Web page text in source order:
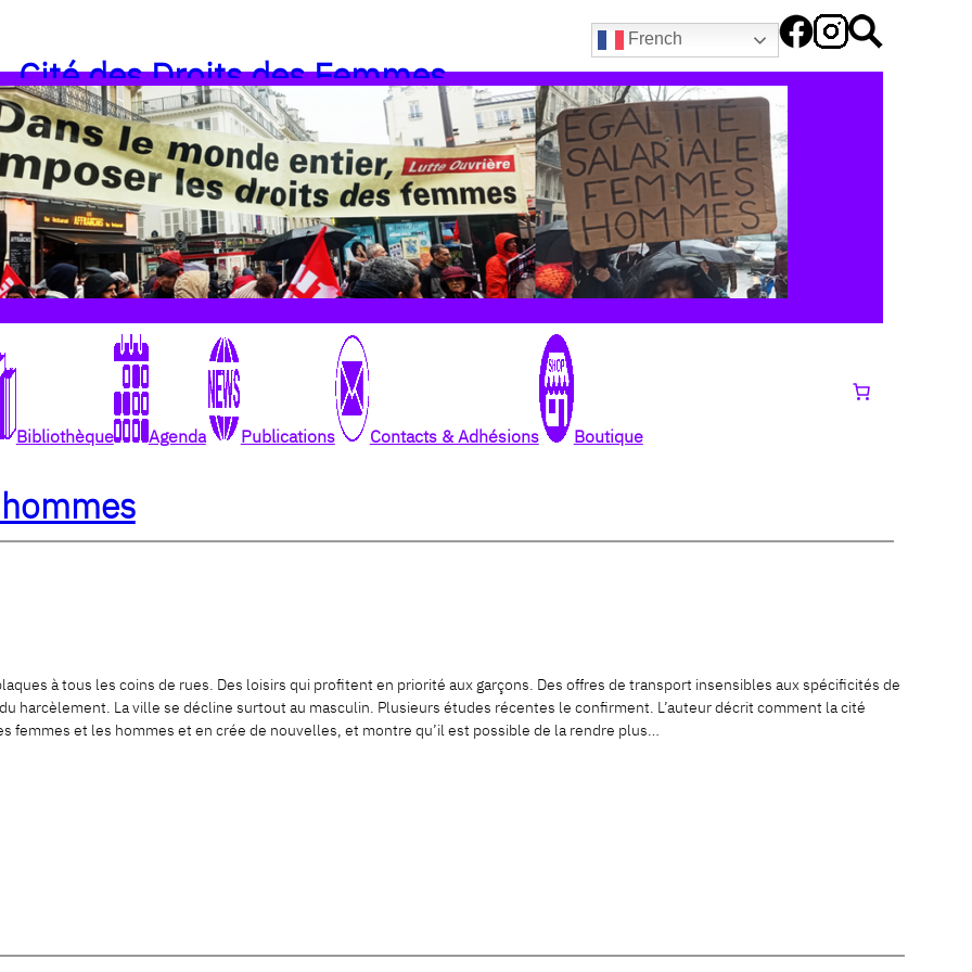
French
Cité des Droits des Femmes
Bibliothèque Agenda Publications Contacts & Adhésions Boutique
à tous les coins de rues. Des loisirs qui profitent en priorité aux garçons. Des offres de transport insensibles aux spécificités de
harcèlement. La ville se décline surtout au masculin. Plusieurs études récentes le confirment. L’auteur décrit comment la cité
femmes et les hommes et en crée de nouvelles, et montre qu’il est possible de la rendre plus…